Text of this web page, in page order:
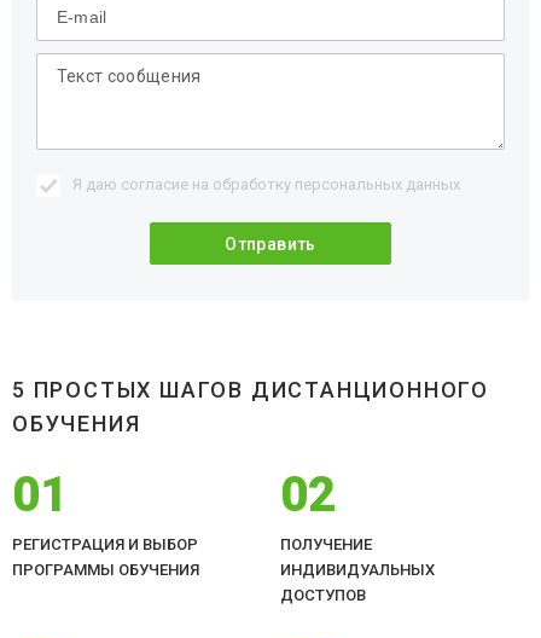
Я даю согласие на обработку персональных данных
5 ПРОСТЫХ ШАГОВ ДИСТАНЦИОННОГО
ОБУЧЕНИЯ
01
РЕГИСТРАЦИЯ И ВЫБОР
ПРОГРАММЫ ОБУЧЕНИЯ
02
ПОЛУЧЕНИЕ
ИНДИВИДУАЛЬНЫХ
ДОСТУПОВ